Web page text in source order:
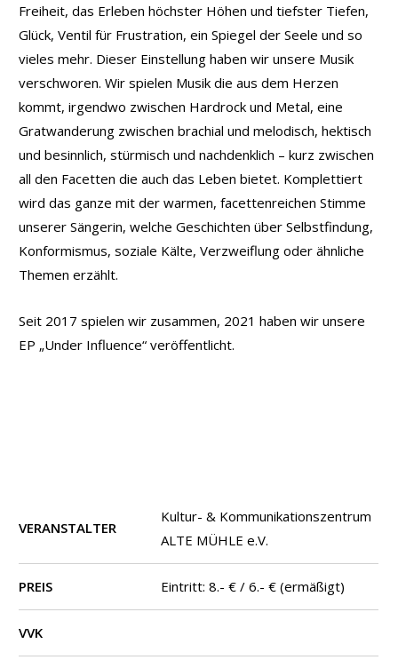
Freiheit, das Erleben höchster Höhen und tiefster Tiefen,
Glück, Ventil für Frustration, ein Spiegel der Seele und so
vieles mehr. Dieser Einstellung haben wir unsere Musik
verschworen. Wir spielen Musik die aus dem Herzen
kommt, irgendwo zwischen Hardrock und Metal, eine
Gratwanderung zwischen brachial und melodisch, hektisch
und besinnlich, stürmisch und nachdenklich – kurz zwischen
all den Facetten die auch das Leben bietet. Komplettiert
wird das ganze mit der warmen, facettenreichen Stimme
unserer Sängerin, welche Geschichten über Selbstfindung,
Konformismus, soziale Kälte, Verzweiflung oder ähnliche
Themen erzählt.
Seit 2017 spielen wir zusammen, 2021 haben wir unsere
EP „Under Influence“ veröffentlicht.
VERANSTALTER
Kultur- & Kommunikationszentrum
ALTE MÜHLE e.V.
PREIS Eintritt: 8.- € / 6.- € (ermäßigt)
VVK